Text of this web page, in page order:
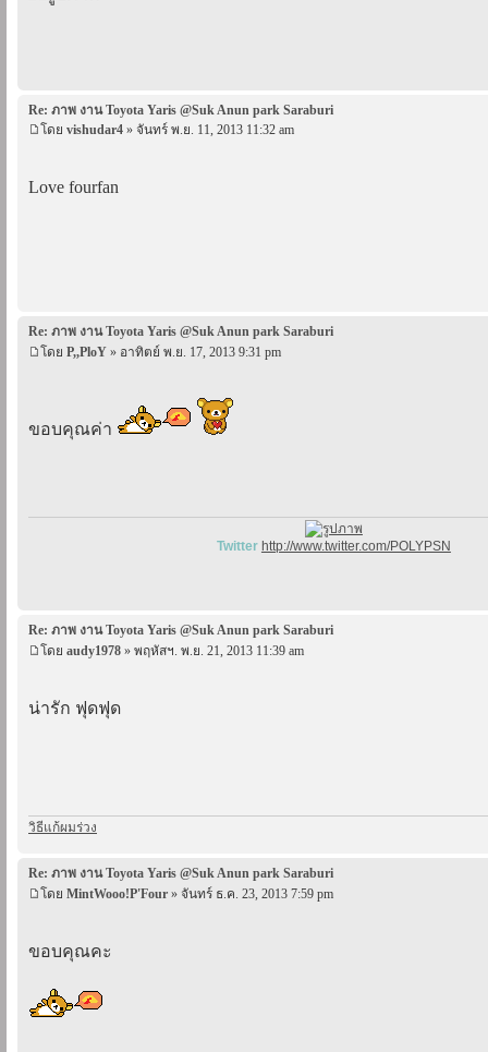
Re: ภาพ งาน Toyota Yaris @Suk Anun park Saraburi
โดย vishudar4 » จันทร์ พ.ย. 11, 2013 11:32 am
Love fourfan
Re: ภาพ งาน Toyota Yaris @Suk Anun park Saraburi
โดย P,,PloY » อาทิตย์ พ.ย. 17, 2013 9:31 pm
ขอบคุณค่า
Twitter http://www.twitter.com/POLYPSN
Re: ภาพ งาน Toyota Yaris @Suk Anun park Saraburi
โดย audy1978 » พฤหัสฯ. พ.ย. 21, 2013 11:39 am
น่ารัก ฟุดฟุด
วิธีแก้ผมร่วง
Re: ภาพ งาน Toyota Yaris @Suk Anun park Saraburi
โดย MintWooo!P'Four » จันทร์ ธ.ค. 23, 2013 7:59 pm
ขอบคุณคะ